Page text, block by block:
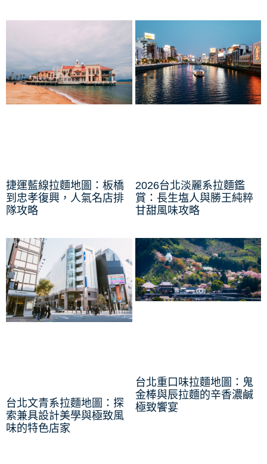
捷運藍線拉麵地圖：板橋
到忠孝復興，人氣名店排
隊攻略
2026台北淡麗系拉麵鑑
賞：長生塩人與勝王純粹
甘甜風味攻略
台北文青系拉麵地圖：探
索兼具設計美學與極致風
味的特色店家
台北重口味拉麵地圖：鬼
金棒與辰拉麵的辛香濃鹹
極致饗宴